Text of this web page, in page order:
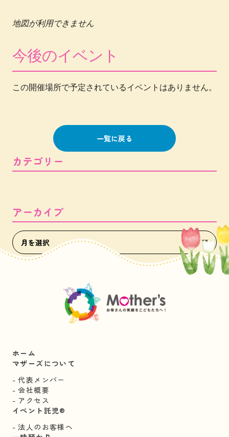
地図が利用できません
今後のイベント
この開催場所で予定されているイベントはありません。
一覧に戻る
カテゴリー
アーカイブ
ホーム
マザーズについて
代表メンバー
会社概要
アクセス
イベント託児®︎
法人のお客様へ